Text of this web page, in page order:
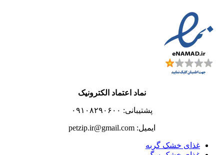
نماد اعتماد الکترونیک
پشتیبانی: ۰۹۱۰۸۲۹۰۶۰۰
ایمیل: petzip.ir@gmail.com
غذای خشک گربه